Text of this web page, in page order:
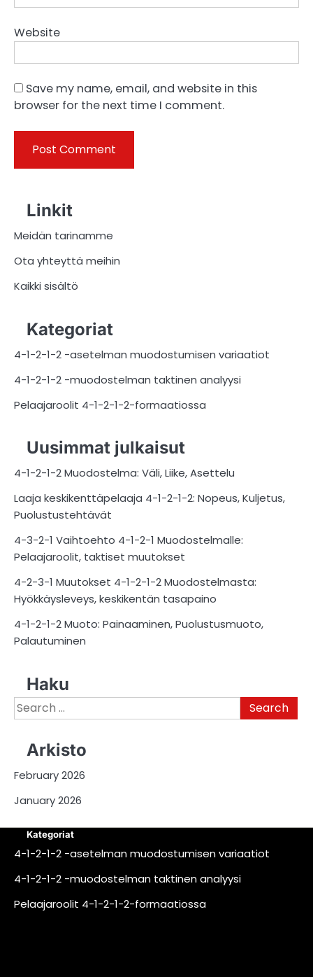
Website
Save my name, email, and website in this
browser for the next time I comment.
Linkit
Meidän tarinamme
Ota yhteyttä meihin
Kaikki sisältö
Kategoriat
4-1-2-1-2 -asetelman muodostumisen variaatiot
4-1-2-1-2 -muodostelman taktinen analyysi
Pelaajaroolit 4-1-2-1-2-formaatiossa
Uusimmat julkaisut
4-1-2-1-2 Muodostelma: Väli, Liike, Asettelu
Laaja keskikenttäpelaaja 4-1-2-1-2: Nopeus, Kuljetus,
Puolustustehtävät
4-3-2-1 Vaihtoehto 4-1-2-1 Muodostelmalle:
Pelaajaroolit, taktiset muutokset
4-2-3-1 Muutokset 4-1-2-1-2 Muodostelmasta:
Hyökkäysleveys, keskikentän tasapaino
4-1-2-1-2 Muoto: Painaaminen, Puolustusmuoto,
Palautuminen
Haku
Search
for:
Arkisto
February 2026
January 2026
Kategoriat
4-1-2-1-2 -asetelman muodostumisen variaatiot
4-1-2-1-2 -muodostelman taktinen analyysi
Pelaajaroolit 4-1-2-1-2-formaatiossa